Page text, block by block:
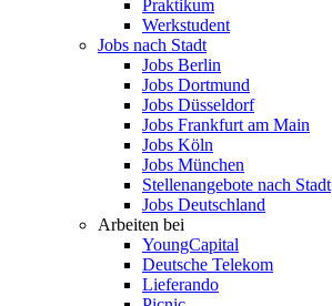
Praktikum
Werkstudent
Jobs nach Stadt
Jobs Berlin
Jobs Dortmund
Jobs Düsseldorf
Jobs Frankfurt am Main
Jobs Köln
Jobs München
Stellenangebote nach Stadt
Jobs Deutschland
Arbeiten bei
YoungCapital
Deutsche Telekom
Lieferando